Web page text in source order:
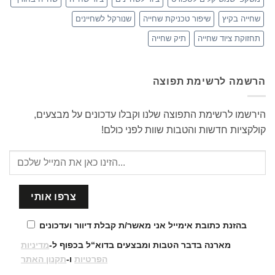
שחייה בקיץ שיפור טכניקת שחייה שנורקל לשחיינים
תחזוקת ציוד שחייה תיק שחייה
הרשמה לרשימת תפוצה
הירשמו לרשימת התפוצה שלנו וקבלו עדכונים על מבצעים,
קולקציות חדשות והטבות שוות לפני כולם!
בהזנת כתובת אימייל אני מאשר/ת קבלת דיוור ועדכונים
מארנה בדבר הטבות ומבצעים בדוא“ל בכפוף ל-מדיניות
הפרטיותו-תקנון האתר